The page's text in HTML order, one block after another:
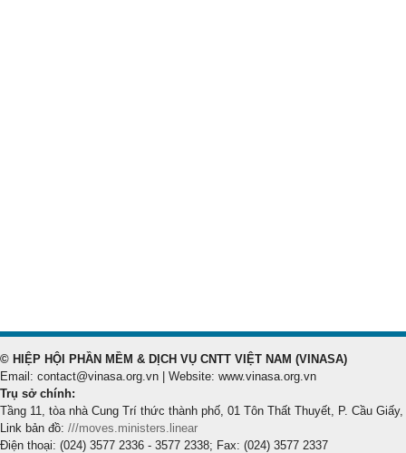
© HIỆP HỘI PHẦN MỀM & DỊCH VỤ CNTT VIỆT NAM (VINASA)
Email: contact@vinasa.org.vn | Website: www.vinasa.org.vn
Trụ sở chính:
Tầng 11, tòa nhà Cung Trí thức thành phố, 01 Tôn Thất Thuyết, P. Cầu Giấy,
Link bản đồ: ///moves.ministers.linear
Điện thoại: (024) 3577 2336 - 3577 2338; Fax: (024) 3577 2337